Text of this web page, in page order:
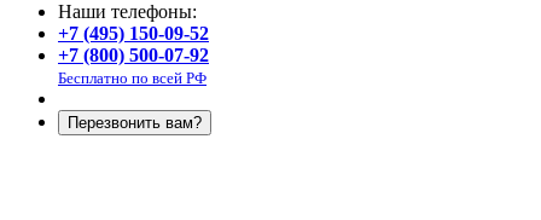
Наши телефоны:
+7 (495) 150-09-52
+7 (800) 500-07-92
Бесплатно по всей РФ
Перезвонить вам?